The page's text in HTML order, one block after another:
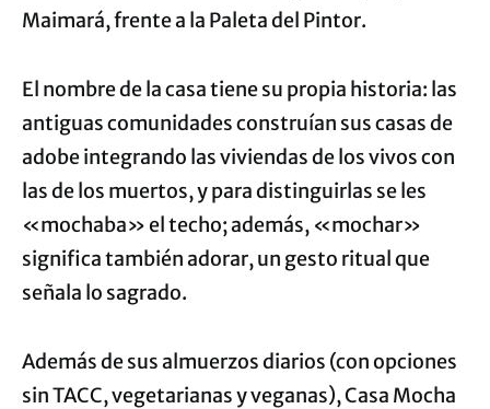
Maimará, frente a la Paleta del Pintor.
El nombre de la casa tiene su propia historia: las
antiguas comunidades construían sus casas de
adobe integrando las viviendas de los vivos con
las de los muertos, y para distinguirlas se les
«mochaba» el techo; además, «mochar»
significa también adorar, un gesto ritual que
señala lo sagrado.
Además de sus almuerzos diarios (con opciones
sin TACC, vegetarianas y veganas), Casa Mocha